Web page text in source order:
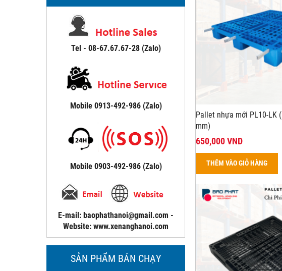
Tel - 08-67.67.67-28 (Zalo)
Mobile 0913-492-986 (Zalo)
Mobile 0903-492-986 (Zalo)
E-mail: baophathanoi@gmail.com -
Website: www.xenanghanoi.com
SẢN PHẨM BÁN CHẠY
Pallet nhựa mới PL10-LK
mm)
650,000 VND
THÊM VÀO GIỎ HÀNG